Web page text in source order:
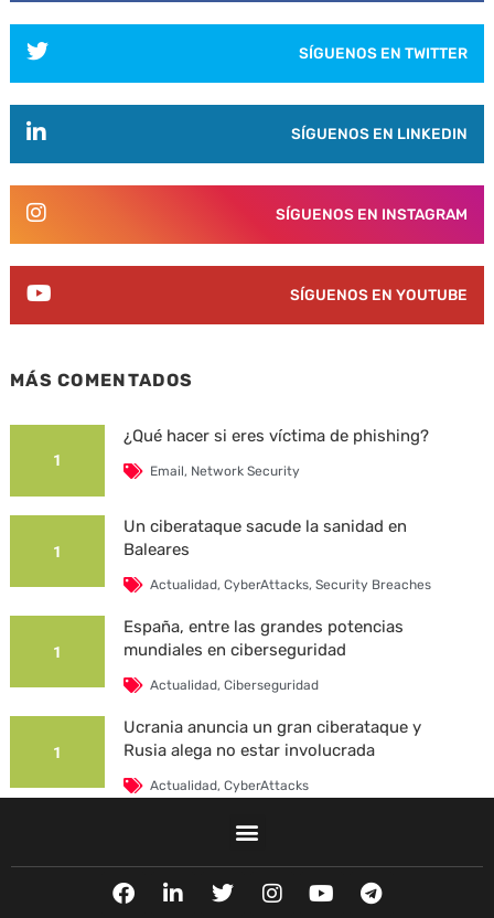
SÍGUENOS EN TWITTER
SÍGUENOS EN LINKEDIN
SÍGUENOS EN INSTAGRAM
SÍGUENOS EN YOUTUBE
MÁS COMENTADOS
1
¿Qué hacer si eres víctima de phishing?
Email, Network Security
1
Un ciberataque sacude la sanidad en
Baleares
Actualidad,CyberAttacks,Security Breaches
1
España, entre las grandes potencias
mundiales en ciberseguridad
Actualidad,Ciberseguridad
1
Ucrania anuncia un gran ciberataque y
Rusia alega no estar involucrada
Actualidad,CyberAttacks
La Universidad Autónoma de Barcelona es
Actualidad,CyberAttacks,Security Breaches
F
a
L
i
T
w
I
n
Y
o
T
e